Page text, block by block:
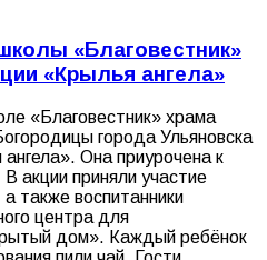
«Благовестник»
«Крылья ангела»
«Благовестник» храма
города Ульяновска
Она приурочена к
акции приняли участие
также воспитанники
центра для
дом». Каждый ребёнок